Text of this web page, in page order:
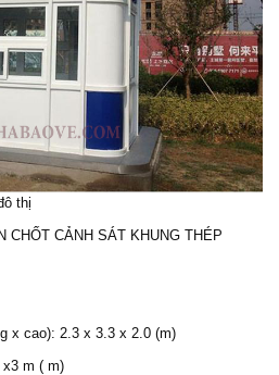
thị
CHỐT CẢNH SÁT KHUNG THÉP
x cao): 2.3 x 3.3 x 2.0 (m)
m ( m)